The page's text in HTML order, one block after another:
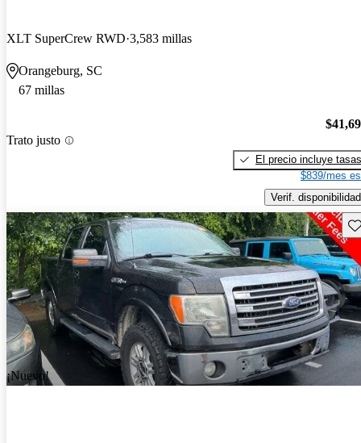
XLT SuperCrew RWD 3,583 millas
Orangeburg, SC
67 millas
Trato justo
El precio incluye tasas
$839/mes
Verif. disponibilidad
¡Nuevo!